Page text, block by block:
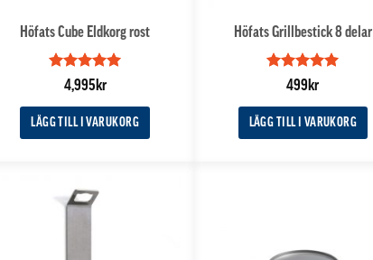
Höfats Cube Eldkorg rost
Betygsatt
av 5
4,995kr
LÄGG TILL I VARUKORG
Höfats Grillbestick 8 delar
Betygsatt
499kr
LÄGG TILL I VARUKORG